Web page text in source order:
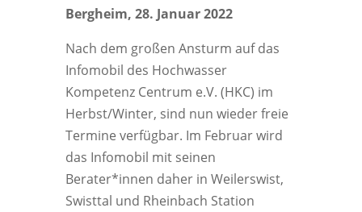
Bergheim, 28. Januar 2022
Nach dem großen Ansturm auf das
Infomobil des Hochwasser
Kompetenz Centrum e.V. (HKC) im
Herbst/Winter, sind nun wieder freie
Termine verfügbar. Im Februar wird
das Infomobil mit seinen
Berater*innen daher in Weilerswist,
Swisttal und Rheinbach Station